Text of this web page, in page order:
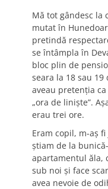
Mă tot gândesc la
mutat în
pretindă
se întâmpla în
bloc plin de
seara la 18 sau
aveau pretenția
„ora de liniște”.
erau trei ore.
Eram copil, m-aș
știam de la
apartamentul ăla,
sub noi și face
avea nevoie de